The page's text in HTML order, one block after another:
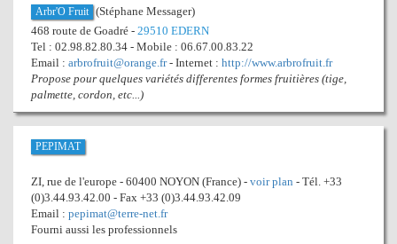
Arbr'O Fruit (Stéphane Messager)
468 route de Goadré - 29510 EDERN
Tel : 02.98.82.80.34 - Mobile : 06.67.00.83.22
Email : arbrofruit@orange.fr- Internet : http://www.arbrofruit.fr
Propose pour quelques variétés differentes formes fruitières (tige,
palmette, cordon, etc...)
PEPIMAT
ZI, rue de l'europe - 60400 NOYON (France) - voir plan - Tél. +33
(0)3.44.93.42.00 - Fax +33 (0)3.44.93.42.09
Email : pepimat@terre-net.fr
Fourni aussi les professionnels